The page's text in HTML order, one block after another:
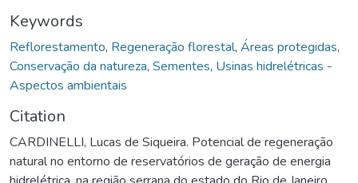
Keywords
Reflorestamento, Regeneração florestal, Áreas protegidas,
Conservação da natureza, Sementes, Usinas hidrelétricas -
Aspectos ambientais
Citation
CARDINELLI, Lucas de Siqueira. Potencial de regeneração
natural no entorno de reservatórios de geração de energia